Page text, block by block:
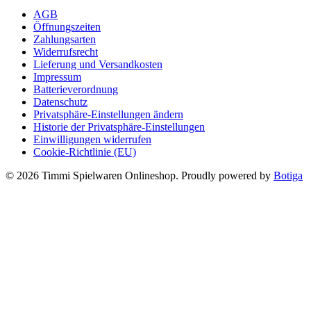
AGB
Öffnungszeiten
Zahlungsarten
Widerrufsrecht
Lieferung und Versandkosten
Impressum
Batterieverordnung
Datenschutz
Privatsphäre-Einstellungen ändern
Historie der Privatsphäre-Einstellungen
Einwilligungen widerrufen
Cookie-Richtlinie (EU)
© 2026 Timmi Spielwaren Onlineshop. Proudly powered by Botiga